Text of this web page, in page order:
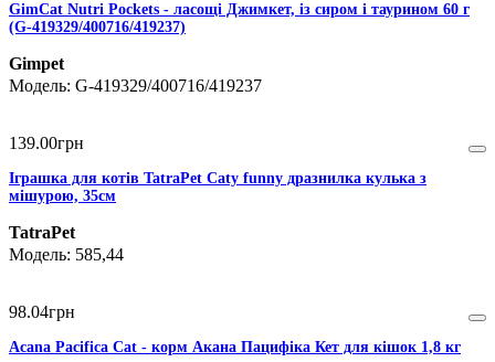
GimCat Nutri Pockets - ласощі Джимкет, із сиром і таурином 60 г
(G-419329/400716/419237)
Gimpet
G-419329/400716/419237
139.00грн
Іграшка для котів TatraPet Caty funny дразнилка кулька з
мішурою, 35см
TatraPet
585,44
98.04грн
Acana Pacifica Cat - корм Акана Пацифіка Кет для кішок 1,8 кг